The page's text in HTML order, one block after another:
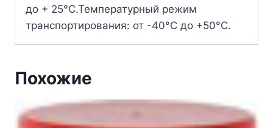
до + 25°С.Температурный режим
транспортирования: от -40°С до +50°С.
Похожие